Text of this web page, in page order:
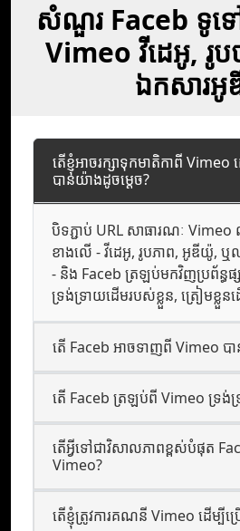
សំណួរ Faceb ទូទៅ:
Vimeo វីដេអូ, រូ
ឯកសារ
តើខ្ញុំអាចរក្សាទុកមាតិកាពី
បានយ៉ាងដូចម្តេច?
បិទភ្ជាប់ URL សាធារណៈ
ខាងលើ - វីដេអូ, រូបភាព, អូឌីយ៉ូ, ឬ
- និង Faceb ត្រឡប់មកវិញប្រព័ន្ធផ្ស
ទ្រង់ទ្រាយដើមរបស់ខ្លួន, ត្រៀមខ្លួនដ
តើ Faceb អាចទាញពី Vimeo បា
តើ Faceb ត្រឡប់ពី Vimeo ទ្រង់ទ្រ
តើអ្វីទៅជាវិសាលភាពខ្ពស់បំផុត
Vimeo?
តើខ្ញុំត្រូវការគណនី Vimeo ដើម្បីប្